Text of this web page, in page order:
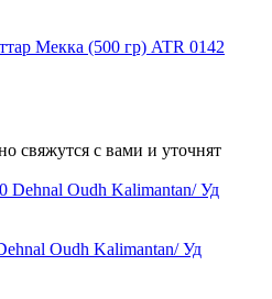
Мекка (500 гр) ATR 0142
свяжутся с вами и уточнят
Oudh Kalimantan/ Уд